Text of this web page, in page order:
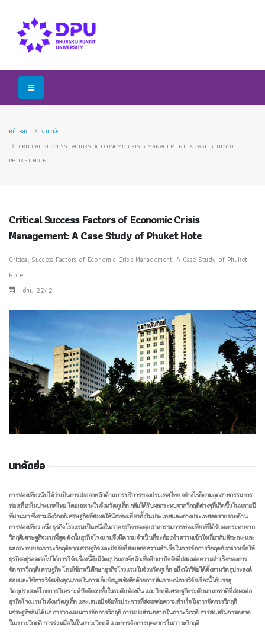
หน้าหลัก
งานวิจัย
CRITICAL SUCCESS FACTORS OF ECONOMIC CRISIS MANAGEMENT: A CASE STUDY OF
PHUKET HOTE
Critical Success Factors of Economic Crisis
Management: A Case Study of Phuket Hote
Critical Success Factors of Economic Crisis Management: A Case Study of Phuket
Hote
| อ่าน 2242
บทคัดย่อ
การท่องเที่ยวนับได้ว่าเป็นการส่งออกหลักด้านการบริการของประเทศไทย อย่างไรก็ตามอุตสาหกรรมการ
ท่องเที่ยวในประเทศไทย โดยเฉพาะในจังหวัดภูเก็ต กลับได้รับผลกระทบจากวิกฤติต่างๆที่เกิดขึ้นในหลายปี
ที่ผ่านมา ซึ่งรวมถึงวิกฤติเศรษฐกิจที่ส่งผลให้นักท่องเที่ยวทั้งในประเทศและต่างประเทศลดรายจ่ายด้าน
การท่องเที่ยว อนึ่ง ธุรกิจโรงแรมเป็นหนึ่งในภาคธุรกิจของอุตสาหกรรมการท่องเที่ยวที่ได้รับผลกระทบจาก
วิกฤติเศรษฐกิจมากที่สุด ดังนั้นธุรกิจโรงแรมจึงมีความจำเป็นที่จะต้องทำความเข้าใจเกี่ยวกับลักษณะและ
ผลกระทบของภาวะวิกฤติจากเศรษฐกิจและปัจจัยที่ส่งผลต่อความสำเร็จในการจัดการวิกฤตดังกล่าวเพื่อให้
ธุรกิจอยู่รอดต่อไปได้การวิจัยเรื่องนี้จึงมีวัตถุประสงค์หลักเพื่อศึกษาปัจจัยที่ส่งผลต่อความสำเร็จของการ
จัดการวิกฤติเศรษฐกิจ โดยใช้กรณีศึกษาธุรกิจโรงแรมในจังหวัดภูเก็ต อนึ่งนักวิจัยได้ตั้งสามวัตถุประสงค์
ย่อยและใช้การวิจัยเชิงคุณภาพในการเก็บข้อมูลเชิงลึกด้วยการสัมภาษณ์การวิจัยเรื่องนี้ได้บรรลุ
วัตถุประสงค์โดยการวิเคราะห์ปัจจัยลบทั้งในระดับท้องถิ่น และวิกฤติเศรษฐกิจระดับนานาชาติที่ส่งผลต่อ
ธุรกิจโรงแรมในจังหวัดภูเก็ต และเสนอปัจจัยห้าประการที่ส่งผลต่อความสำเร็จในการจัดการวิกฤติ
เศรษฐกิจอันได้แก่ การวางแผนการจัดการวิกฤติ การแบ่งส่วนตลาดในภาวะวิกฤติ การส่งเสริมการตลาด
ในภาวะวิกฤติ การร่วมมือในในภาวะวิกฤติ และการจัดการบุคลากรในภาวะวิกฤติ